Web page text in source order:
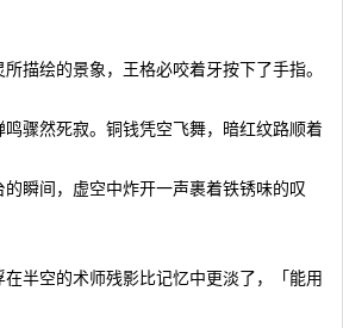
绘的景象，王格必咬着牙按下了手指。
骤然死寂。铜钱凭空飞舞，暗红纹路顺着
瞬间，虚空中炸开一声裹着铁锈味的叹
空的术师残影比记忆中更淡了，「能用